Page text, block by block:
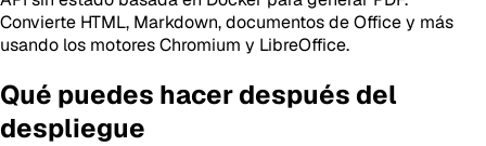
Convierte HTML, Markdown, documentos de Office y más
usando los motores Chromium y LibreOffice.
Qué puedes hacer después del
despliegue